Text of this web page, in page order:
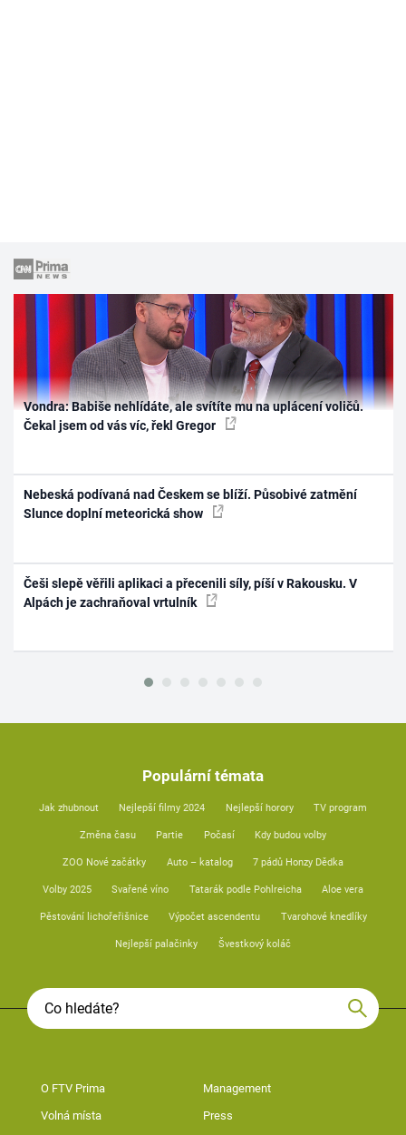
Vondra: Babiše nehlídáte, ale svítíte mu na uplácení voličů.
Čekal jsem od vás víc, řekl Gregor
Nebeská podívaná nad Českem se blíží. Působivé zatmění
Slunce doplní meteorická show
Češi slepě věřili aplikaci a přecenili síly, píší v Rakousku. V
Alpách je zachraňoval vrtulník
Populární témata
Jak zhubnout Nejlepší filmy 2024 Nejlepší horory TV program
Změna času Partie Počasí Kdy budou volby
ZOO Nové začátky Auto – katalog 7 pádů Honzy Dědka
Volby 2025 Svařené víno Tatarák podle Pohlreicha Aloe vera
Pěstování lichořeřišnice Výpočet ascendentu Tvarohové knedlíky
Nejlepší palačinky Švestkový koláč
O FTV Prima Management
Volná místa Press